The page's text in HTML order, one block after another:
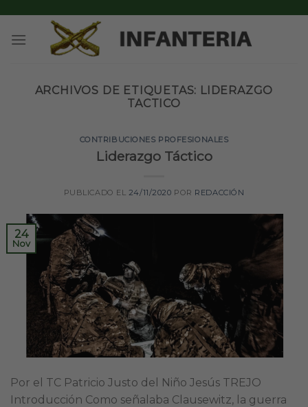
content
ARCHIVOS DE ETIQUETAS: LIDERAZGO
TACTICO
CONTRIBUCIONES PROFESIONALES
Liderazgo Táctico
PUBLICADO EL 24/11/2020 POR REDACCIÓN
24
Nov
Por el TC Patricio Justo del Niño Jesús TREJO
Introducción Como señalaba Clausewitz, la guerra